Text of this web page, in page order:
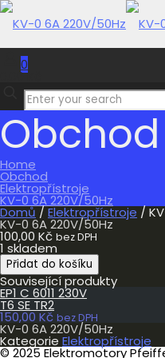
0
0,00 Kč
Obchod
Home
Obchod
Elektropřístroje
KV-0 6A 220V/50Hz
Domů / Elektropřístroje /
KV-0 6A 220V/50Hz
100,00 Kč bez DPH
1 skladem
KV-
0
6A
220V/50Hz
množství
Přidat do košíku
Související produkty
EP1 C 6011 230V
T6 SE TR2
150,00 Kč bez DPH
KV-0 6A 220V/50Hz
Kategorie Elektropřístroje
© 2025 Elektromotory